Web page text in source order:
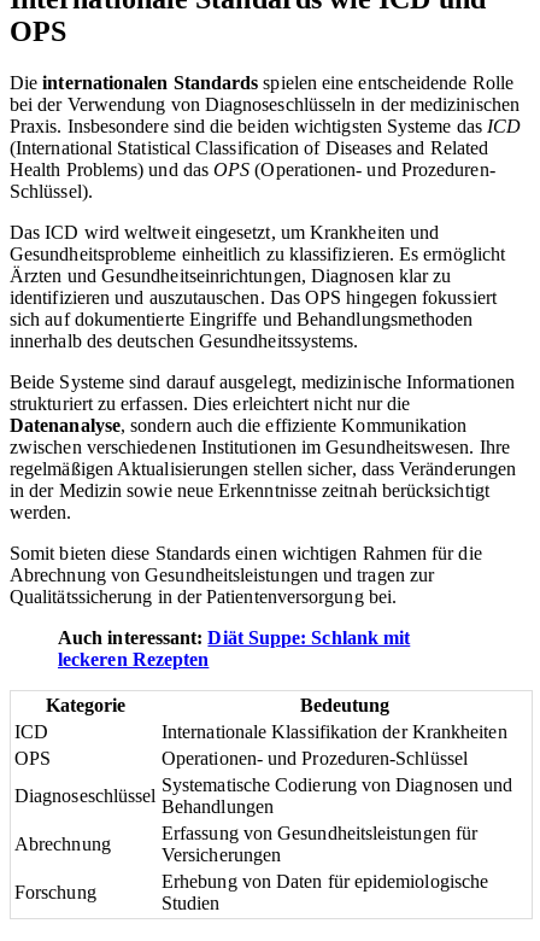
OPS
Dieinternationalen Standards spielen eine entscheidende Rolle
bei der Verwendung von Diagnoseschlüsseln in der medizinischen
Praxis. Insbesondere sind die beiden wichtigsten Systeme das ICD
(International Statistical Classification of Diseases and Related
Health Problems) und dasOPS (Operationen- und Prozeduren-
Schlüssel).
Das ICD wird weltweit eingesetzt, um Krankheiten und
Gesundheitsprobleme einheitlich zu klassifizieren. Es ermöglicht
Ärzten und Gesundheitseinrichtungen, Diagnosen klar zu
identifizieren und auszutauschen. Das OPS hingegen fokussiert
sich auf dokumentierte Eingriffe und Behandlungsmethoden
innerhalb des deutschen Gesundheitssystems.
Beide Systeme sind darauf ausgelegt, medizinische Informationen
strukturiert zu erfassen. Dies erleichtert nicht nur die
Datenanalyse, sondern auch die effiziente Kommunikation
zwischen verschiedenen Institutionen im Gesundheitswesen. Ihre
regelmäßigen Aktualisierungen stellen sicher, dass Veränderungen
in der Medizin sowie neue Erkenntnisse zeitnah berücksichtigt
werden.
Somit bieten diese Standards einen wichtigen Rahmen für die
Abrechnung von Gesundheitsleistungen und tragen zur
Qualitätssicherung in der Patientenversorgung bei.
Auch interessant:Diät Suppe: Schlank mit
leckeren Rezepten
Kategorie
Bedeutung
ICD
Internationale Klassifikation der Krankheiten
OPS
Operationen- und Prozeduren-Schlüssel
Diagnoseschlüssel
Systematische Codierung von Diagnosen und
Behandlungen
Abrechnung
Erfassung von Gesundheitsleistungen für
Versicherungen
Forschung
Erhebung von Daten für epidemiologische
Studien